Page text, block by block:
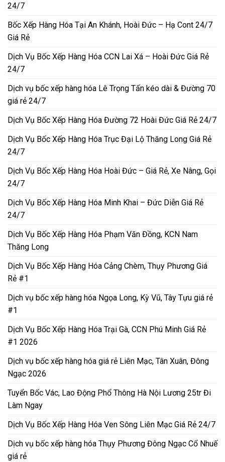
24/7
Bốc Xếp Hàng Hóa Tại An Khánh, Hoài Đức – Hạ Cont 24/7
Giá Rẻ
Dịch Vụ Bốc Xếp Hàng Hóa CCN Lai Xá – Hoài Đức Giá Rẻ
24/7
Dịch vụ bốc xếp hàng hóa Lê Trọng Tấn kéo dài & Đường 70
giá rẻ 24/7
Dịch Vụ Bốc Xếp Hàng Hóa Đường 72 Hoài Đức Giá Rẻ 24/7
Dịch Vụ Bốc Xếp Hàng Hóa Trục Đại Lộ Thăng Long Giá Rẻ
24/7
Dịch Vụ Bốc Xếp Hàng Hóa Hoài Đức – Giá Rẻ, Xe Nâng, Gọi
24/7
Dịch Vụ Bốc Xếp Hàng Hóa Minh Khai – Đức Diễn Giá Rẻ
24/7
Dịch Vụ Bốc Xếp Hàng Hóa Phạm Văn Đồng, KCN Nam
Thăng Long
Dịch Vụ Bốc Xếp Hàng Hóa Cảng Chèm, Thụy Phương Giá
Rẻ #1
Dịch vụ bốc xếp hàng hóa Ngọa Long, Kỳ Vũ, Tây Tựu giá rẻ
#1
Dịch Vụ Bốc Xếp Hàng Hóa Trại Gà, CCN Phú Minh Giá Rẻ
#1 2026
Dịch vụ bốc xếp hàng hóa giá rẻ Liên Mạc, Tân Xuân, Đông
Ngạc 2026
Tuyển Bốc Vác, Lao Động Phổ Thông Hà Nội Lương 25tr Đi
Làm Ngay
Dịch Vụ Bốc Xếp Hàng Hóa Ven Sông Liên Mạc Giá Rẻ 24/7
Dịch vụ bốc xếp hàng hóa Thụy Phương Đông Ngạc Cổ Nhuế
giá rẻ